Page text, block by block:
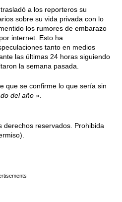
a los reporteros su
sobre su vida privada con lo
los rumores de embarazo
internet. Esto ha
tanto en medios
las últimas 24 horas siguiendo
la semana pasada.
que se confirme lo que sería sin
del año ».
derechos reservados. Prohibida